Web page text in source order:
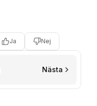
Ja Nej
Nästa